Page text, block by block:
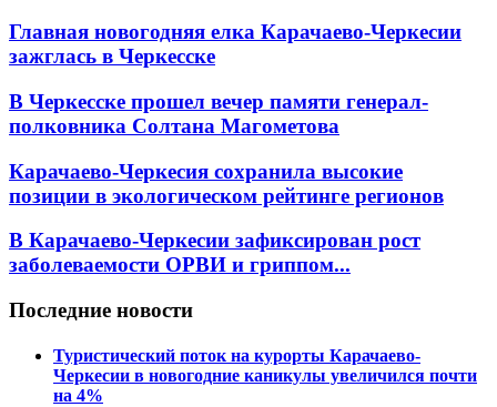
Главная новогодняя елка Карачаево-Черкесии
зажглась в Черкесске
В Черкесске прошел вечер памяти генерал-
полковника Солтана Магометова
Карачаево-Черкесия сохранила высокие
позиции в экологическом рейтинге регионов
В Карачаево-Черкесии зафиксирован рост
заболеваемости ОРВИ и гриппом...
Последние новости
Туристический поток на курорты Карачаево-
Черкесии в новогодние каникулы увеличился почти
на 4%